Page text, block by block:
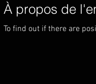
À propos de
To find out if there are